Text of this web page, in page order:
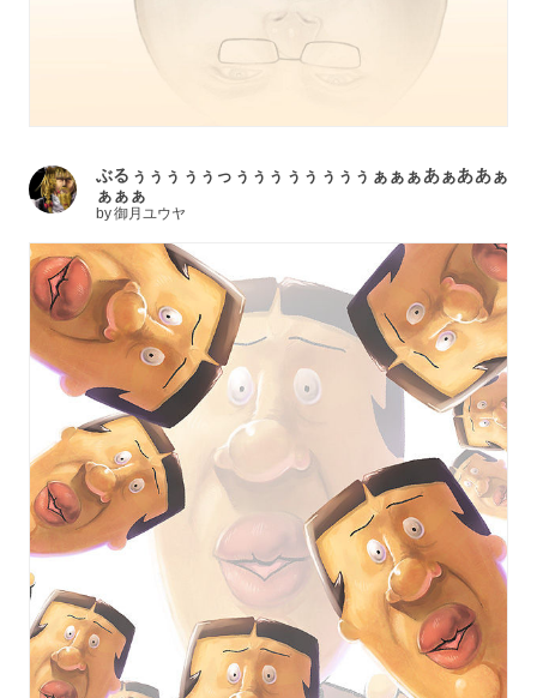
ぶるぅぅぅぅぅっぅぅぅぅぅぅぅぅぁぁぁあぁああぁ
ぁぁぁ
by御月ユウヤ